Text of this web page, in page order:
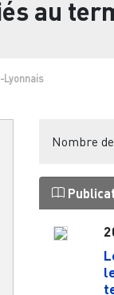
au
Lyonnais
Nombre